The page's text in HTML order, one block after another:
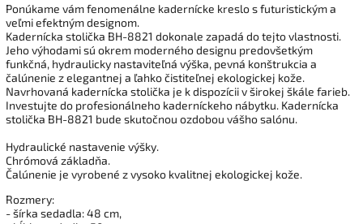
Ponúkame vám fenomenálne kadernícke kreslo s futuristickým a
veľmi efektným designom.
Kadernícka stolička BH-8821 dokonale zapadá do tejto vlastnosti.
Jeho výhodami sú okrem moderného designu predovšetkým
funkčná, hydraulicky nastaviteľná výška, pevná konštrukcia a
čalúnenie z elegantnej a ľahko čistiteľnej ekologickej kože.
Navrhovaná kadernícka stolička je k dispozícii v širokej škále farieb.
Investujte do profesionálneho kaderníckeho nábytku. Kadernícka
stolička BH-8821 bude skutočnou ozdobou vášho salónu.
Hydraulické nastavenie výšky.
Chrómová základňa.
Čalúnenie je vyrobené z vysoko kvalitnej ekologickej kože.
Rozmery:
- šírka sedadla: 48 cm,